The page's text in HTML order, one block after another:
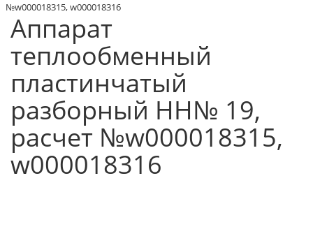
№w000018315, w000018316
Аппарат
теплообменный
пластинчатый
разборный HH№ 19,
расчет №w000018315,
w000018316